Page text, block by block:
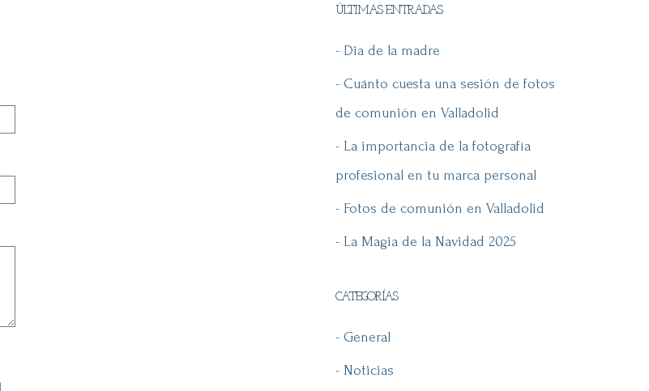
ÚLTIMAS ENTRADAS
- Dia de la madre
- Cuánto cuesta una sesión de fotos
de comunión en Valladolid
- La importancia de la fotografía
profesional en tu marca personal
- Fotos de comunión en Valladolid
- La Magia de la Navidad 2025
CATEGORÍAS
- General
- Noticias